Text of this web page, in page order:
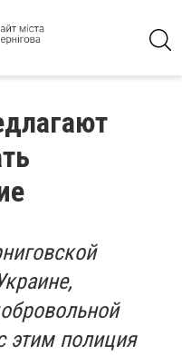
этим полиция